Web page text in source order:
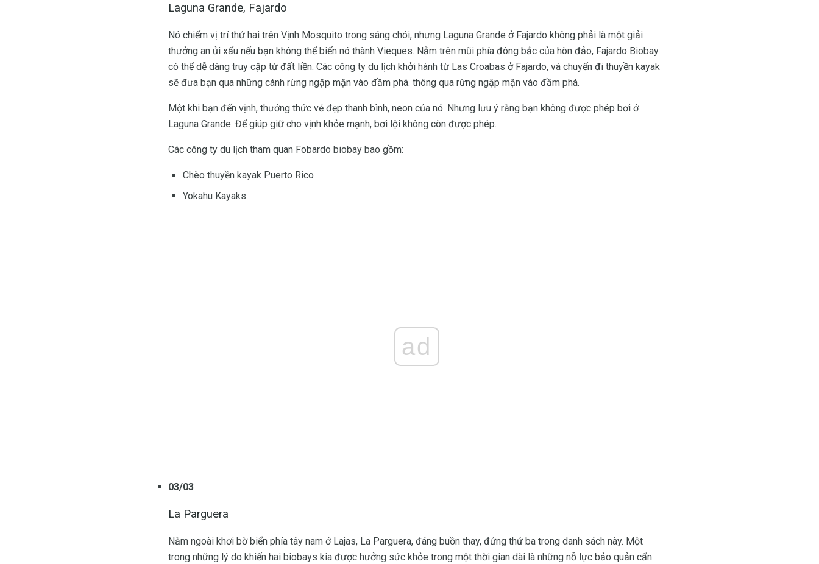
Laguna Grande, Fajardo
Nó chiếm vị trí thứ hai trên Vịnh Mosquito trong sáng chói, nhưng Laguna Grande ở Fajardo không phải là một giải
thưởng an ủi xấu nếu bạn không thể biến nó thành Vieques. Nằm trên mũi phía đông bắc của hòn đảo, Fajardo Biobay
có thể dễ dàng truy cập từ đất liền. Các công ty du lịch khởi hành từ Las Croabas ở Fajardo, và chuyến đi thuyền kayak
sẽ đưa bạn qua những cánh rừng ngập mặn vào đầm phá. thông qua rừng ngập mặn vào đầm phá.
Một khi bạn đến vịnh, thưởng thức vẻ đẹp thanh bình, neon của nó. Nhưng lưu ý rằng bạn không được phép bơi ở
Laguna Grande. Để giúp giữ cho vịnh khỏe mạnh, bơi lội không còn được phép.
Các công ty du lịch tham quan Fobardo biobay bao gồm:
Chèo thuyền kayak Puerto Rico
Yokahu Kayaks
ad
03/03
La Parguera
Nằm ngoài khơi bờ biển phía tây nam ở Lajas, La Parguera, đáng buồn thay, đứng thứ ba trong danh sách này. Một
trong những lý do khiến hai biobays kia được hưởng sức khỏe trong một thời gian dài là những nỗ lực bảo quản cẩn